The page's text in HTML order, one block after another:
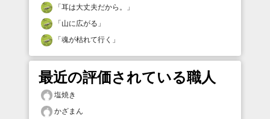
「耳は大丈夫だから。
」
「山に広がる 」
「魂が枯れて行く 」
最近の評価されている職人
塩焼き
かざまん